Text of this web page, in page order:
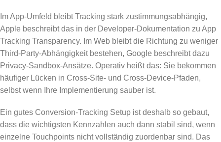
Im App-Umfeld bleibt Tracking stark zustimmungsabhängig,
Apple beschreibt das in der Developer-Dokumentation zu App
Tracking Transparency. Im Web bleibt die Richtung zu weniger
Third-Party-Abhängigkeit bestehen, Google beschreibt dazu
Privacy-Sandbox-Ansätze. Operativ heißt das: Sie bekommen
häufiger Lücken in Cross-Site- und Cross-Device-Pfaden,
selbst wenn Ihre Implementierung sauber ist.
Ein gutes Conversion-Tracking Setup ist deshalb so gebaut,
dass die wichtigsten Kennzahlen auch dann stabil sind, wenn
einzelne Touchpoints nicht vollständig zuordenbar sind. Das